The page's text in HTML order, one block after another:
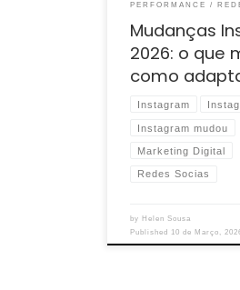
PERFORMANCE
Mudanças
2026: o que
como
Instagram
Instagram mudou
Marketing Digital
Redes Socias
by Helen Sousa
Published 10 de Março,